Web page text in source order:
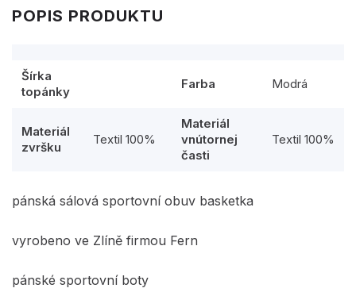
POPIS PRODUKTU
Šírka
topánky
Farba Modrá
Materiál
zvršku
Textil 100%
Materiál
vnútornej
časti
Textil 100%
pánská sálová sportovní obuv basketka
vyrobeno ve Zlíně firmou Fern
pánské sportovní boty